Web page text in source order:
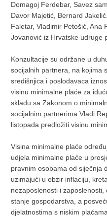
Domagoj Ferdebar, Savez
Davor Majetić, Bernard
Faletar, Vladimir Petošić, Ana
Jovanović iz Hrvatske udruge
Konzultacije su održane u
socijalnih partnera, na kojima
središnjica i poslodavaca
visinu minimalne plaće za
skladu sa Zakonom o
socijalnim partnerima Vladi
listopada predložiti visinu
Visina minimalne plaće
udjela minimalne plaće u
pravnim osobama od siječnja
uzimajući u obzir inflaciju,
nezaposlenosti i
stanje gospodarstva, a
djelatnostima s niskim